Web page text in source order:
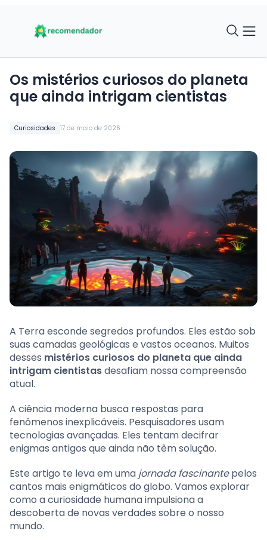
Curiosidades 17 de maio de 2026
Os mistérios curiosos do planeta
que ainda intrigam cientistas
A Terra esconde segredos profundos. Eles estão sob
suas camadas geológicas e vastos oceanos. Muitos
desses mistérios curiosos do planeta que ainda
intrigam cientistasdesafiam nossa compreensão
atual.
A ciência moderna busca respostas para
fenômenos inexplicáveis. Pesquisadores usam
tecnologias avançadas. Eles tentam decifrar
enigmas antigos que ainda não têm solução.
Este artigo te leva em uma jornada fascinantepelos
cantos mais enigmáticos do globo. Vamos explorar
como a curiosidade humana impulsiona a
descoberta de novas verdades sobre o nosso
mundo.